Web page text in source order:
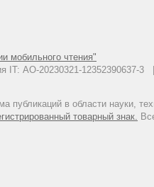
мобильного чтения"
IT: АО-20230321-
в области науки,
товарный знак.